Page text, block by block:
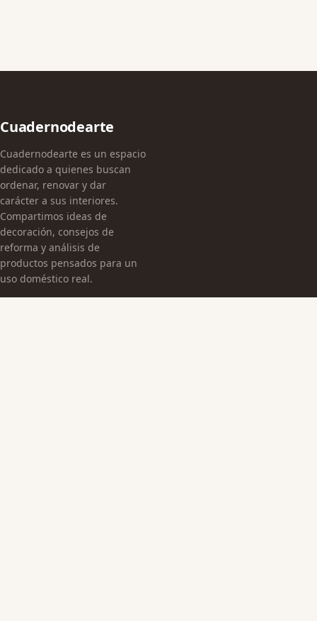
Cuadernodearte
Cuadernodearte es un espacio
dedicado a quienes buscan
ordenar, renovar y dar
carácter a sus interiores.
Compartimos ideas de
decoración, consejos de
reforma y análisis de
productos pensados para un
uso doméstico real.